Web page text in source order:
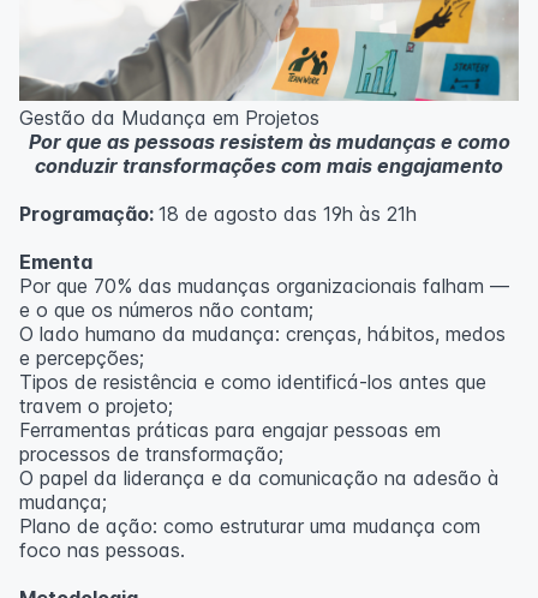
Metodologia
100% da carga horária do curso são realizadas com
aulas ao vivo.
As aulas podem ser assistidas por computador, celular
ou tablet.
Outras informações
inscritos serão avisados ​​antecipadamente.
O IPETEC reserva-se o direito de não realizar o curso
caso não atinja o número mínimo de 20 inscritos.
Professor(a):
Gestão da Mudança em Projetos
Por que as pessoas resistem às mudanças e como
conduzir transformações com mais engajamento
Programação: 18 de agosto das 19h às 21h
Ementa
Por que 70% das mudanças organizacionais falham —
e o que os números não contam;
O lado humano da mudança: crenças, hábitos, medos
e percepções;
Tipos de resistência e como identificá-los antes que
travem o projeto;
Ferramentas práticas para engajar pessoas em
processos de transformação;
O papel da liderança e da comunicação na adesão à
mudança;
Plano de ação: como estruturar uma mudança com
foco nas pessoas.